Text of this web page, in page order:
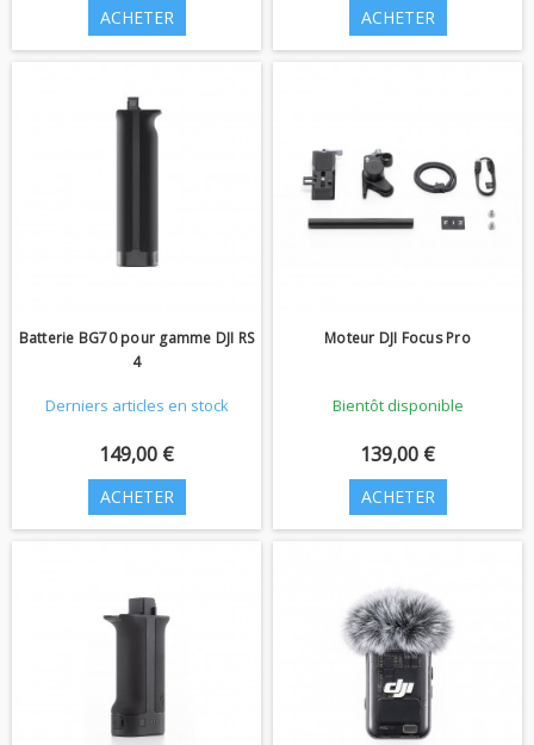
ACHETER ACHETER
Batterie BG70 pour gamme DJI RS
4
Derniers articles en stock
149,00 €
ACHETER
Moteur DJI Focus Pro
Bientôt disponible
139,00 €
ACHETER